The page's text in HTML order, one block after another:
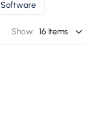
Software
Show: